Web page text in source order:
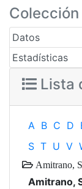
Colección
Datos
Estadísticas
Lista
A B C D
S T U V
Amitrano,
Amitrano,